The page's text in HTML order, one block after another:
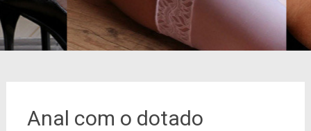
Anal com o dotado